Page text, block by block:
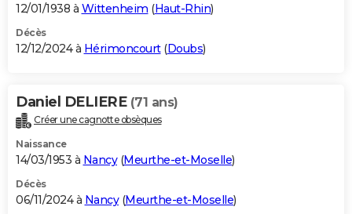
12/01/1938 à Wittenheim (Haut-Rhin)
Décès
12/12/2024 à Hérimoncourt(Doubs)
Daniel DELIERE (71 ans)
Créer une cagnotte obsèques
Naissance
14/03/1953 à Nancy(Meurthe-et-Moselle)
Décès
06/11/2024 à Nancy(Meurthe-et-Moselle)